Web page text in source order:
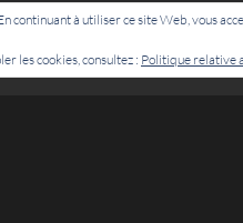
continuant à utiliser ce site Web, vous
les cookies, consultez : Politique relative